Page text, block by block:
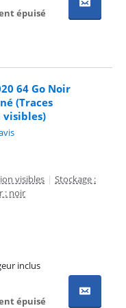
épuisé
64 Go Noir
(Traces
visibles | Stockage :
: noir
inclus
épuisé